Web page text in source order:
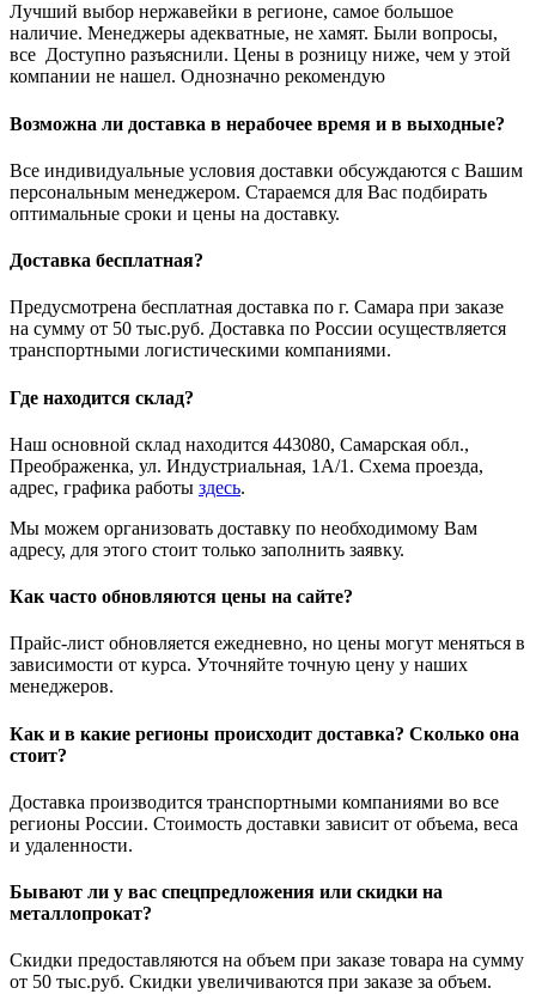
Лучший выбор нержавейки в регионе, самое большое
наличие. Менеджеры адекватные, не хамят. Были вопросы,
все Доступно разъяснили. Цены в розницу ниже, чем у этой
компании не нашел. Однозначно рекомендую
Возможна ли доставка в нерабочее время и в выходные?
Все индивидуальные условия доставки обсуждаются с Вашим
персональным менеджером. Стараемся для Вас подбирать
оптимальные сроки и цены на доставку.
Доставка бесплатная?
Предусмотрена бесплатная доставка по г. Самара при заказе
на сумму от 50 тыс.руб. Доставка по России осуществляется
транспортными логистическими компаниями.
Где находится склад?
Наш основной склад находится 443080, Самарская обл.,
Преображенка, ул. Индустриальная, 1А/1. Схема проезда,
адрес, графика работы здесь.
Мы можем организовать доставку по необходимому Вам
адресу, для этого стоит только заполнить заявку.
Как часто обновляются цены на сайте?
Прайс-лист обновляется ежедневно, но цены могут меняться в
зависимости от курса. Уточняйте точную цену у наших
менеджеров.
Как и в какие регионы происходит доставка? Сколько она
стоит?
Доставка производится транспортными компаниями во все
регионы России. Стоимость доставки зависит от объема, веса
и удаленности.
Бывают ли у вас спецпредложения или скидки на
металлопрокат?
Скидки предоставляются на объем при заказе товара на сумму
от 50 тыс.руб. Скидки увеличиваются при заказе за объем.